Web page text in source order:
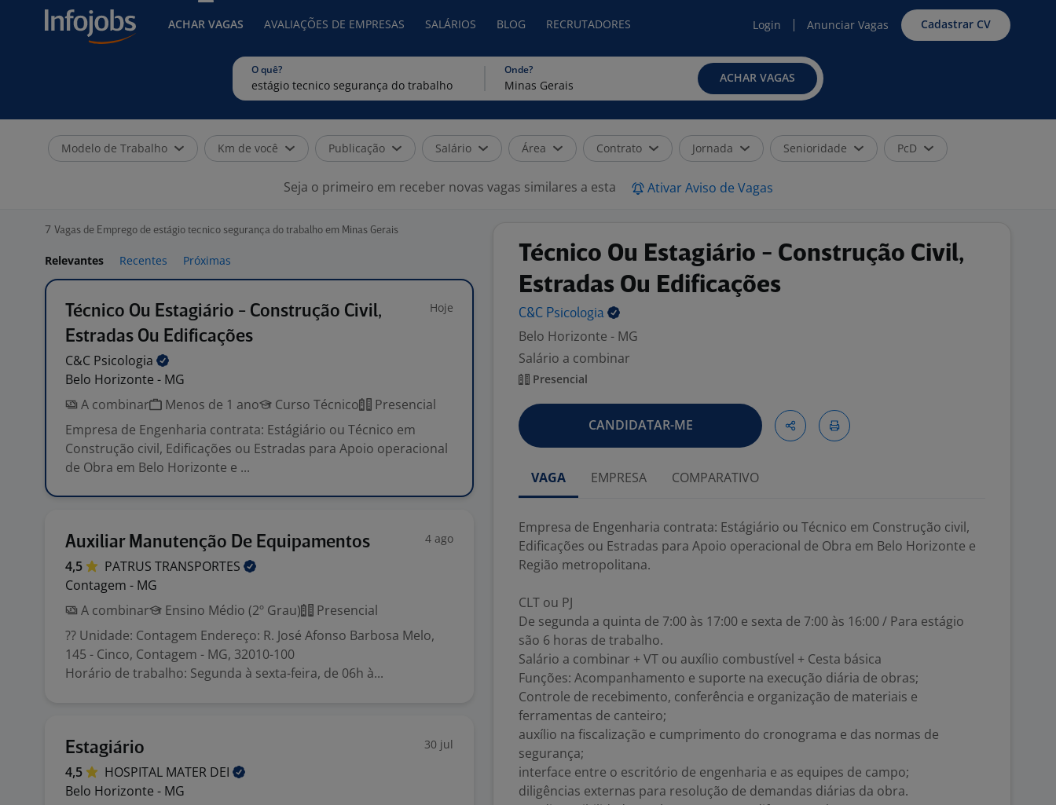
ACHAR VAGAS AVALIAÇÕES DE EMPRESAS SALÁRIOS BLOG RECRUTADORES Login Anunciar Vagas Cadastrar CV
O quê? Onde?
ACHAR VAGAS
Modelo de Trabalho Km de você Publicação Salário Área Contrato Jornada Senioridade PcD
Seja o primeiro em receber novas vagas similares a esta Ativar Aviso de Vagas
7 Vagas de Emprego de estágio tecnico segurança do trabalho em Minas Gerais
Relevantes Recentes Próximas
Técnico Ou Estagiário - Construção Civil,
Estradas Ou Edificações
Hoje
C&C Psicologia
Belo Horizonte - MG
A combinar
Menos de 1 ano Curso Técnico
Presencial
Empresa de Engenharia contrata: Estágiário ou Técnico em
Construção civil, Edificações ou Estradas para Apoio operacional
de Obra em Belo Horizonte e ...
Auxiliar Manutenção De Equipamentos 4 ago
4,5 PATRUS TRANSPORTES
Contagem - MG
A combinar
Ensino Médio (2º Grau)
Presencial
?? Unidade: Contagem Endereço: R. José Afonso Barbosa Melo,
145 - Cinco, Contagem - MG, 32010-100
Horário de trabalho: Segunda à sexta-feira, de 06h à...
Estagiário 30 jul
4,5 HOSPITAL MATER DEI
Belo Horizonte - MG
Técnico Ou Estagiário - Construção Civil,
Estradas Ou Edificações
C&C Psicologia
Belo Horizonte - MG
Salário a combinar
Presencial
CANDIDATAR-ME
VAGA EMPRESA COMPARATIVO
Empresa de Engenharia contrata: Estágiário ou Técnico em Construção civil,
Edificações ou Estradas para Apoio operacional de Obra em Belo Horizonte e
Região metropolitana.
CLT ou PJ
De segunda a quinta de 7:00 às 17:00 e sexta de 7:00 às 16:00 / Para estágio
são 6 horas de trabalho.
Salário a combinar + VT ou auxílio combustível + Cesta básica
Funções: Acompanhamento e suporte na execução diária de obras;
Controle de recebimento, conferência e organização de materiais e
ferramentas de canteiro;
auxílio na fiscalização e cumprimento do cronograma e das normas de
segurança;
interface entre o escritório de engenharia e as equipes de campo;
diligências externas para resolução de demandas diárias da obra.